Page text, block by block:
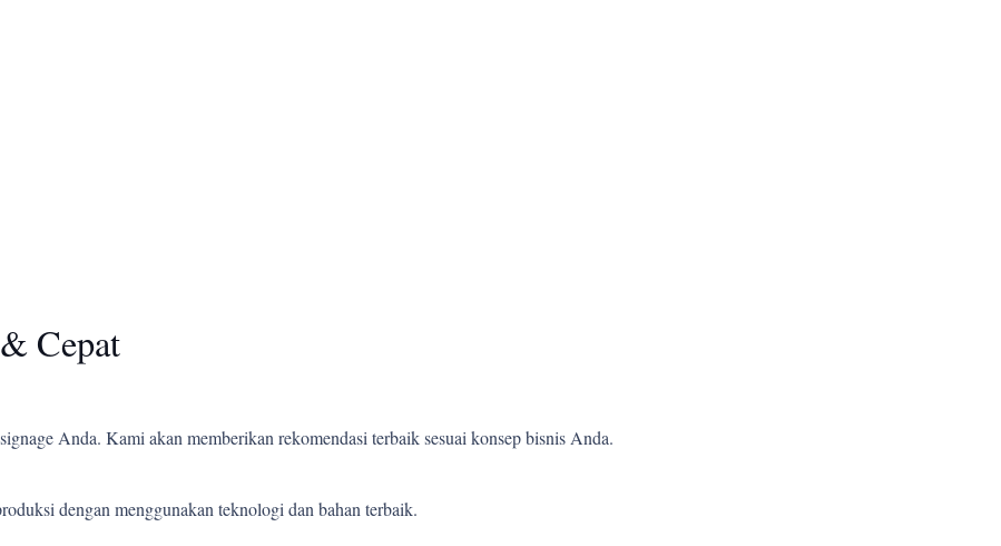
Cepat
Anda. Kami akan memberikan rekomendasi terbaik sesuai konsep bisnis Anda.
dengan menggunakan teknologi dan bahan terbaik.